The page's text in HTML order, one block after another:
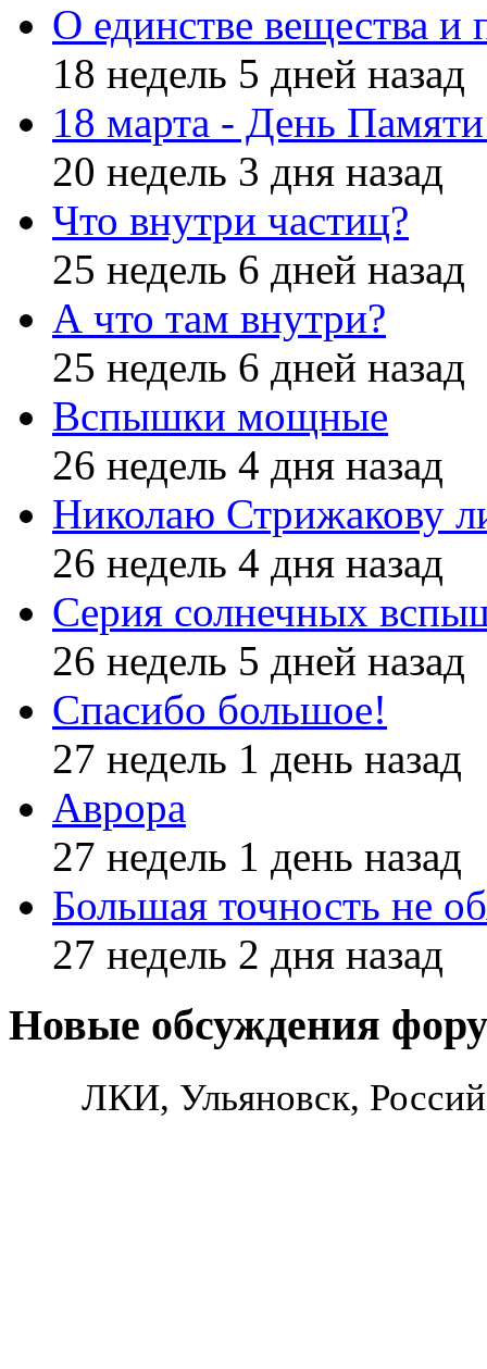
О единстве вещества и
18 недель 5 дней назад
18 марта - День
20 недель 3 дня назад
Что внутри частиц?
25 недель 6 дней назад
А что там внутри?
25 недель 6 дней назад
Вспышки мощные
26 недель 4 дня назад
Николаю Стрижакову
26 недель 4 дня назад
Серия солнечных
26 недель 5 дней назад
Спасибо большое!
27 недель 1 день назад
Аврора
27 недель 1 день назад
Большая точность не
27 недель 2 дня назад
Новые обсуждения
ЛКИ, Ульяновск,